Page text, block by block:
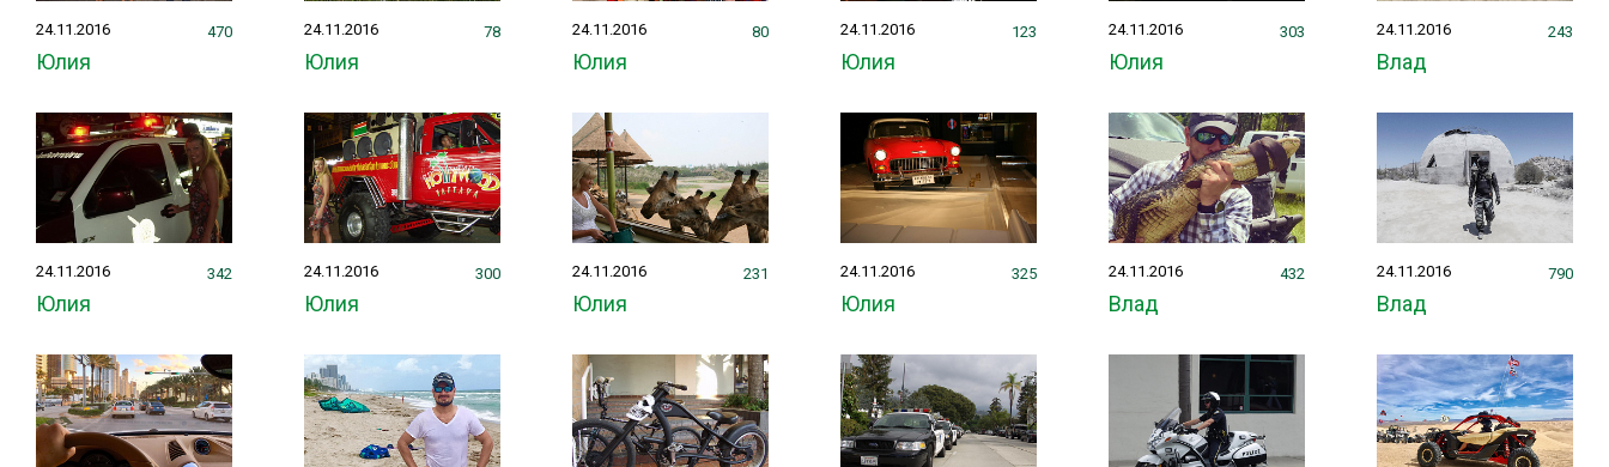
24.11.2016
Юлия
470 24.11.2016
Юлия
78 24.11.2016
Юлия
80 24.11.2016
Юлия
123 24.11.2016
Юлия
303 24.11.2016
Влад
243
24.11.2016
Юлия
342 24.11.2016
Юлия
300 24.11.2016
Юлия
231 24.11.2016
Юлия
325 24.11.2016
Влад
432 24.11.2016
Влад
790